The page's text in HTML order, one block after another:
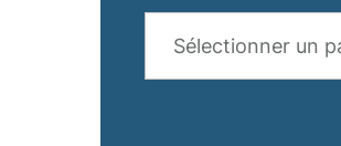
Sélectionner un